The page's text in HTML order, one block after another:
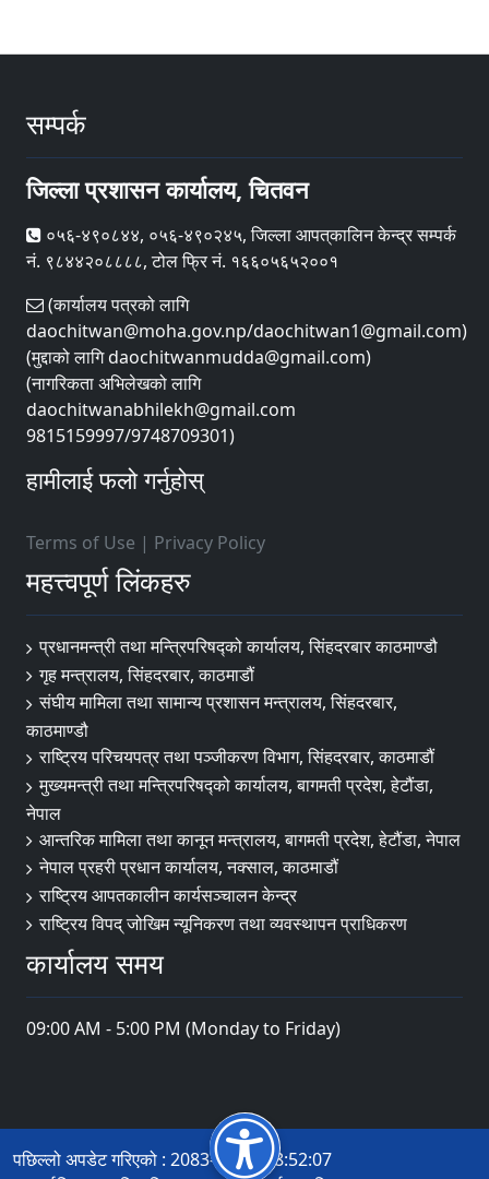
सम्पर्क
जिल्ला प्रशासन कार्यालय, चितवन
०५६-४९०८४४, ०५६-४९०२४५, जिल्ला आपत्‌कालिन केन्द्र सम्पर्क
नं. ९८४४२०८८८८, टोल फ्रि नं. १६६०५६५२००१
(कार्यालय पत्रको लागि
daochitwan@moha.gov.np/daochitwan1@gmail.com)
(मुद्दाको लागि daochitwanmudda@gmail.com)
(नागरिकता अभिलेखको लागि
daochitwanabhilekh@gmail.com
9815159997/9748709301)
हामीलाई फलो गर्नुहोस्
Terms of Use | Privacy Policy
महत्त्वपूर्ण लिंकहरु
प्रधानमन्त्री तथा मन्त्रिपरिषद्को कार्यालय, सिंहदरबार काठमाण्डौ
गृह मन्त्रालय, सिंहदरबार, काठमाडौं
संघीय मामिला तथा सामान्य प्रशासन मन्त्रालय, सिंहदरबार,
काठमाण्डौ
राष्ट्रिय परिचयपत्र तथा पञ्जीकरण विभाग, सिंहदरबार, काठमाडौं
मुख्यमन्त्री तथा मन्त्रिपरिषद्को कार्यालय, बागमती प्रदेश, हेटौंडा,
नेपाल
आन्तरिक मामिला तथा कानून मन्त्रालय, बागमती प्रदेश, हेटौंडा, नेपाल
नेपाल प्रहरी प्रधान कार्यालय, नक्साल, काठमाडौं
राष्ट्रिय आपतकालीन कार्यसञ्चालन केन्द्र
राष्ट्रिय विपद् जोखिम न्यूनिकरण तथा व्यवस्थापन प्राधिकरण
कार्यालय समय
09:00 AM - 5:00 PM (Monday to Friday)
पछिल्लो अपडेट गरिएको : 2083-04-15 18:52:07